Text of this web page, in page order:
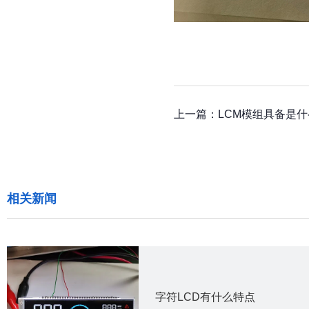
上一篇： LCM模组具备是
相关新闻
字符LCD有什么特点